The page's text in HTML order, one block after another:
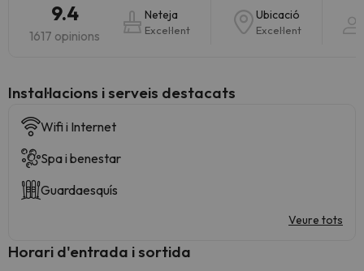
9.4
1617 opinions
Neteja
Excel·lent
Ubicació
Excel·lent
Instal·lacions i serveis destacats
Wifi i Internet
Spa i benestar
Guardaesquís
Veure tots
Horari d'entrada i sortida